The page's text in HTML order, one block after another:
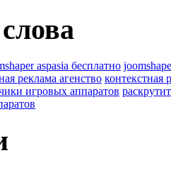
aspasia бесплатно
реклама агенство контекстная
игровых аппаратов